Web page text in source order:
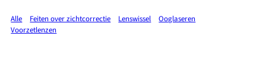
Alle Feiten over zichtcorrectie Lenswissel
Ooglaseren
Voorzetlenzen